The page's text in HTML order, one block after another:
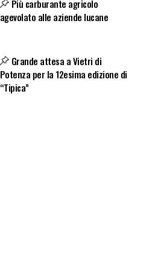
Più carburante agricolo
agevolato alle aziende lucane
Grande attesa a Vietri di
Potenza per la 12esima edizione di
“Tipica”